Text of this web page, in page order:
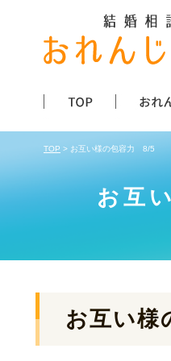
TOP > お互い様の包容力 8/5
お互
お互い